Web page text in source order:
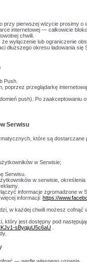
pierwszej wizycie prosimy
internetowej — całkowicie
chwili.
wyłączenie lub ograniczenie
okresu ładowania
Push.
poprzez przeglądarkę
push). Po zaakceptowaniu
Serwisu
które są
w Serwisie;
Serwisu.
w serwisie,
informacje zgromadzone w
informacji: https://
w każdej chwili możesz
który jest dostępny pod
sByqjuU5c6aU.